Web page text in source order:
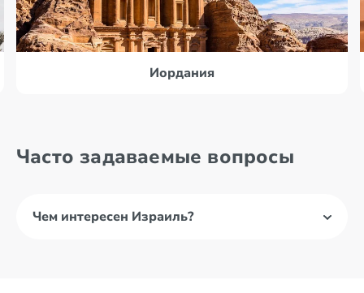
Иордания
Часто задаваемые вопросы
Чем интересен Израиль?